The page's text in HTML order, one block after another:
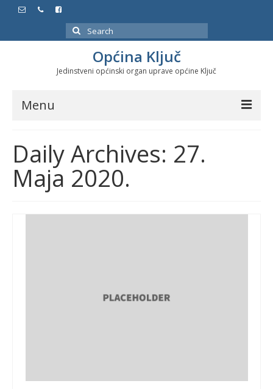
Search
for:
Općina Ključ
Jedinstveni općinski organ uprave općine Ključ
Menu
Službeni glasnici
Javne nabavke
Značajni datumi i manifestacije
Daily Archives: 27.
Maja 2020.